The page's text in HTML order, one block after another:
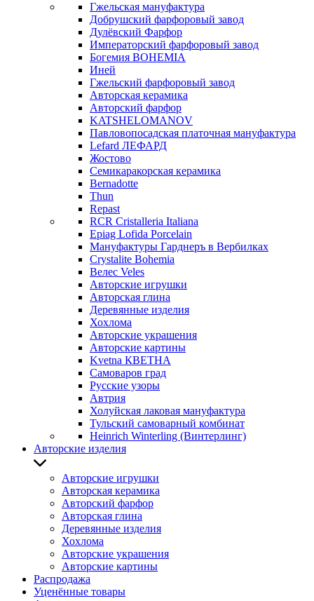
Гжельская мануфактура
Добрушский фарфоровый завод
Дулёвский Фарфор
Императорский фарфоровый завод
Богемия BOHEMIA
Иней
Гжельский фарфоровый завод
Авторская керамика
Авторский фарфор
KATSHELOMANOV
Павловопосадская платочная мануфактура
Lefard ЛЕФАРД
Жостово
Семикаракорская керамика
Bernadotte
Thun
Repast
RCR Cristalleria Italiana
Epiag Lofida Porcelain
Мануфактуры Гарднеръ в Вербилках
Crystalite Bohemia
Велес Veles
Авторские игрушки
Авторская глина
Деревянные изделия
Хохлома
Авторские украшения
Авторские картины
Kvetna КВЕТНА
Самоваров град
Русские узоры
Автрия
Холуйская лаковая мануфактура
Тульский самоварный комбинат
Heinrich Winterling (Винтерлинг)
Авторские изделия
Авторские игрушки
Авторская керамика
Авторский фарфор
Авторская глина
Деревянные изделия
Хохлома
Авторские украшения
Авторские картины
Распродажа
Уценённые товары